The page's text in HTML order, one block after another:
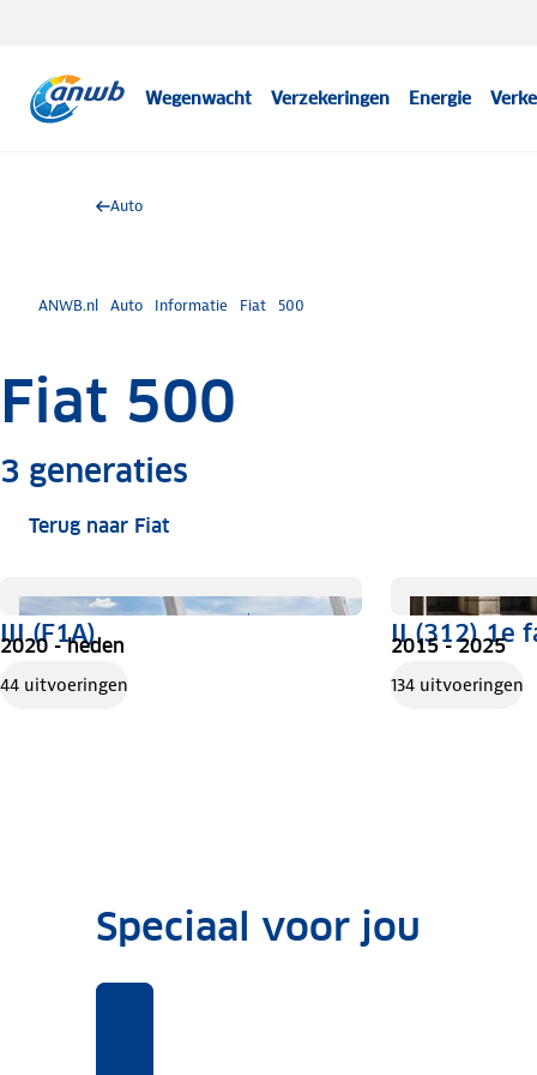
Wegenwacht Verzekeringen Energie
Auto
ANWB.nl Auto Informatie Fiat 500
Fiat 500
3 generaties
Terug naar Fiat
III (F1A)
2020 - heden
44 uitvoeringen
II (312) 1e
2015 - 2025
134 uitvoeringen
Speciaal voor jou